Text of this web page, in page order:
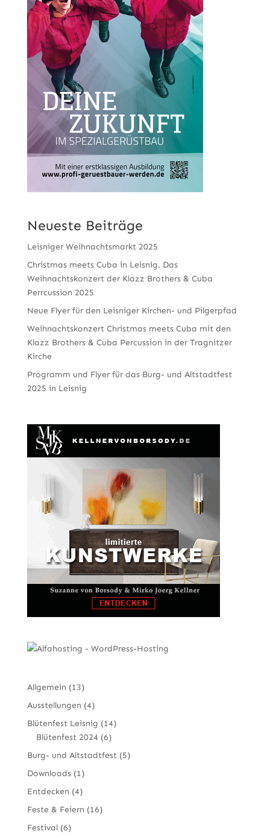
Neueste Beiträge
Leisniger Weihnachtsmarkt 2025
Christmas meets Cuba in Leisnig. Das
Weihnachtskonzert der Klazz Brothers & Cuba
Perrcussion 2025
Neue Flyer für den Leisniger Kirchen- und Pilgerpfad
Weihnachtskonzert Christmas meets Cuba mit den
Klazz Brothers & Cuba Percussion in der Tragnitzer
Kirche
Programm und Flyer für das Burg- und Altstadtfest
2025 in Leisnig
Allgemein (13)
Ausstellungen (4)
Blütenfest Leisnig (14)
Blütenfest 2024(6)
Burg- und Altstadtfest(5)
Downloads(1)
Entdecken (4)
Feste & Feiern (16)
Festival(6)